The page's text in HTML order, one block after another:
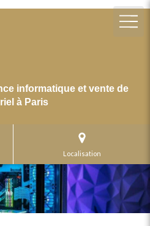
informatique et vente de
à Paris
Localisation